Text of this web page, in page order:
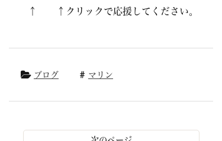
↑ ↑クリックで応援してください。
ブログ マリン